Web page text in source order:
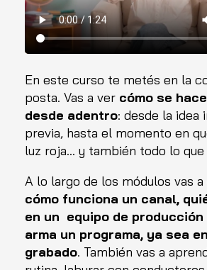
En este curso te metés en la
posta. Vas a ver cómo se
desde adentro: desde la idea
previa, hasta el momento en
luz roja… y también todo lo que
A lo largo de los módulos vas
cómo funciona un canal,
en un equipo de producción
arma un programa, ya sea
grabado. También vas a